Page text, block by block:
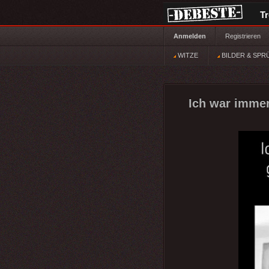
Anmelden Registrieren
WITZE BILDER &
Ich war